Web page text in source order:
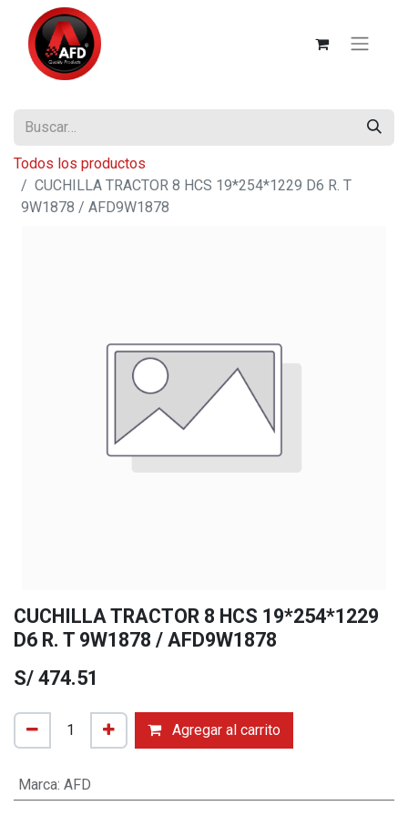
Todos los productos
CUCHILLA TRACTOR 8 HCS 19*254*1229 D6 R. T
9W1878 / AFD9W1878
CUCHILLA TRACTOR 8 HCS 19*254*1229
D6 R. T 9W1878 / AFD9W1878
S/ 474.51
Agregar al carrito
Marca: AFD